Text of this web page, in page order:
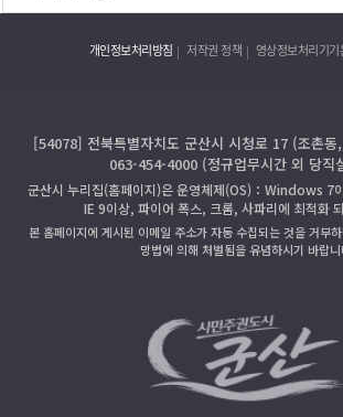
개인정보처리방침 저작권 정책 영상정보처리기기
[54078] 전북특별자치도 군산시 시청로 17 (조촌동
063-454-4000 (정규업무시간 외 당직
군산시 누리집(홈페이지)은 운영체제(OS)：Windows 7
IE 9이상, 파이어 폭스, 크롬, 사파리에 최적화
본 홈페이지에 게시된 이메일 주소가 자동 수집되는 것을 거부
망법에 의해 처벌됨을 유념하시기 바랍